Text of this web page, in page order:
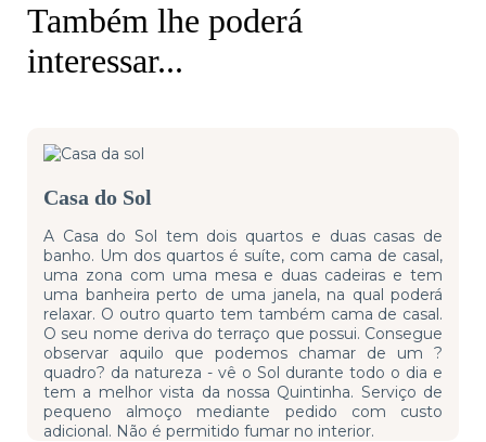
Também lhe poderá
interessar...
Casa do Sol
A Casa do Sol tem dois quartos e duas casas de
banho. Um dos quartos é suíte, com cama de casal,
uma zona com uma mesa e duas cadeiras e tem
uma banheira perto de uma janela, na qual poderá
relaxar. O outro quarto tem também cama de casal.
O seu nome deriva do terraço que possui. Consegue
observar aquilo que podemos chamar de um ?
quadro? da natureza - vê o Sol durante todo o dia e
tem a melhor vista da nossa Quintinha. Serviço de
pequeno almoço mediante pedido com custo
adicional. Não é permitido fumar no interior.